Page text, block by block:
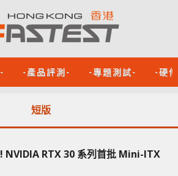
-產品評測- -專題測試- -硬
短版
NVIDIA RTX 30 系列首批 Mini-ITX